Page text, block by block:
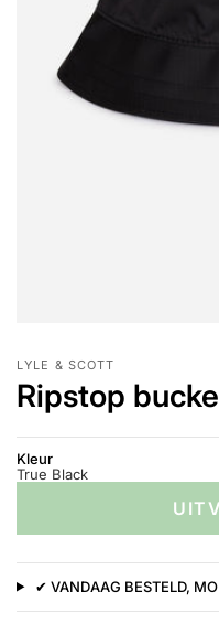
LYLE & SCOTT
Ripstop
Kleur
True Black
✔ VANDAAG BESTELD,